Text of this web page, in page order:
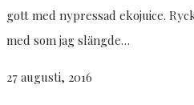
gott med nypressad ekojuice.
med som jag slängde…
27 augusti, 2016